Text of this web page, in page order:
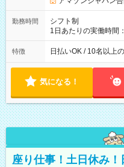
勤務時間
シフト制
1日あたりの実働時間
特徴 日払いOK / 10名以上
気になる！
座り仕事！土日休み